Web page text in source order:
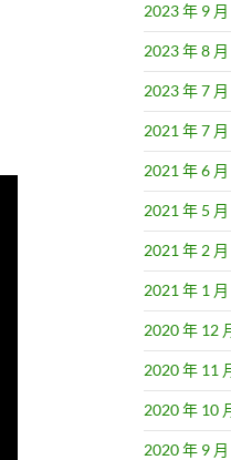
2023 年 9 月
2023 年 8 月
2023 年 7 月
2021 年 7 月
2021 年 6 月
2021 年 5 月
2021 年 2 月
2021 年 1 月
2020 年 12
2020 年 11
2020 年 10
2020 年 9 月